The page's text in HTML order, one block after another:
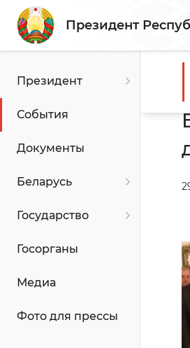
Президент
Президент
События
Документы
Беларусь
Государство
Госорганы
Медиа
Фото для прессы